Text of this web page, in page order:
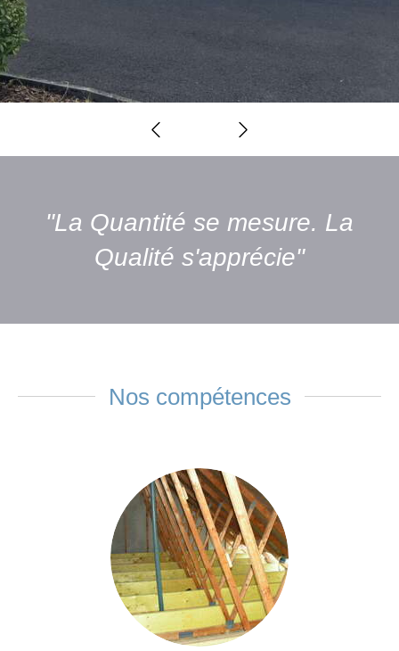
Slide précédentSlide suivant
"La Quantité se mesure. La
Qualité s'apprécie"
Nos compétences